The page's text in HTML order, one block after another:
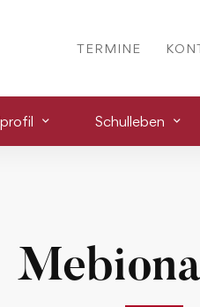
TERMINE
Schulleben